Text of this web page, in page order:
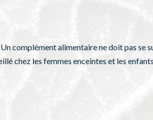
complément alimentaire ne doit pas se
chez les femmes enceintes et les